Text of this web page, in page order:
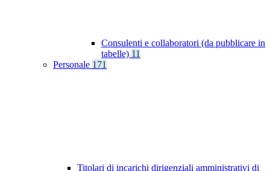
Consulenti e collaboratori (da pubblicare in
tabelle) 11
Personale 171
Titolari di incarichi dirigenziali amministrativi di